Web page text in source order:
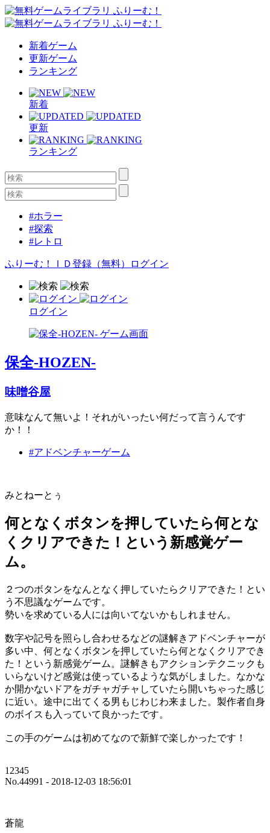
新着ゲーム
更新ゲーム
ランキング
新着
更新
ランキング
#ホラー
#探索
#レトロ
ふりーむ！ＩＤ登録（無料） ログイン
ログイン
保全-HOZEN-
味噌谷屋
意味なんて無いよ！それがいったい何だって言うんです
か！！
#アドベンチャーゲーム
みとねーとぅ
何となくボタンを押していたら何とな
くクリアできた！という新感覚ゲー
ム。
２つのボタンをなんとなく押していたらクリアできた！とい
う不思議なゲームです。
勢いを求めている人には向いてないかもしれません。
数字や記号を照らし合わせるなどの謎解きアドベンチャーが
多い中、何となくボタンを押していたら何となくクリアでき
た！という新感覚ゲーム。謎解きもアクションテクニックも
いらないけど感覚は使っているような気がしました。なかな
か開かないドアをガチャガチャしていたら開いちゃった感じ
に近い。途中に出てくる男もじわじわ来ました。製作者自身
のボイスも入っていて良かったです。
この手のゲームは初めてなので新鮮で楽しかったです！
12345
No.44991 - 2018-12-03 18:56:01
蒼龍